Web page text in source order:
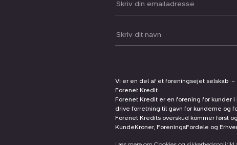
Din email:
Dit navn:
Vi er en del af et foreningsejet selskab –
Forenet Kredit.
Forenet Kredit er en forening for kunder
drive forretning til gavn for kunderne og
Forenet Kredits overskud kommer først
KundeKroner, ForeningsFordele og